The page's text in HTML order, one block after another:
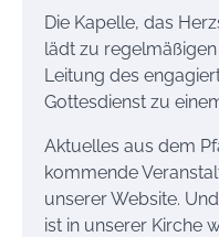
Die Kapelle, das
lädt zu
Leitung des
Gottesdienst zu
Aktuelles aus dem
kommende
unserer Website.
ist in unserer Kirche